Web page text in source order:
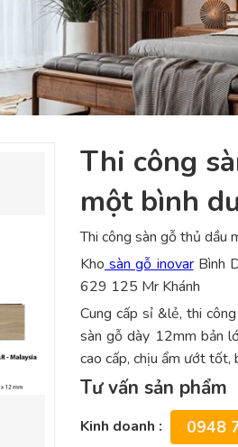
Thi công
một bình
Thi công sàn gỗ thủ dầu
Kho sàn gỗ inovarBình
629 125 Mr Khánh
Cung cấp sỉ &lẻ, thi
sàn gỗ dày 12mm bản
cao cấp, chịu ẩm ướt tốt,
Tư vấn sản phẩm
Kinh doanh : 0948